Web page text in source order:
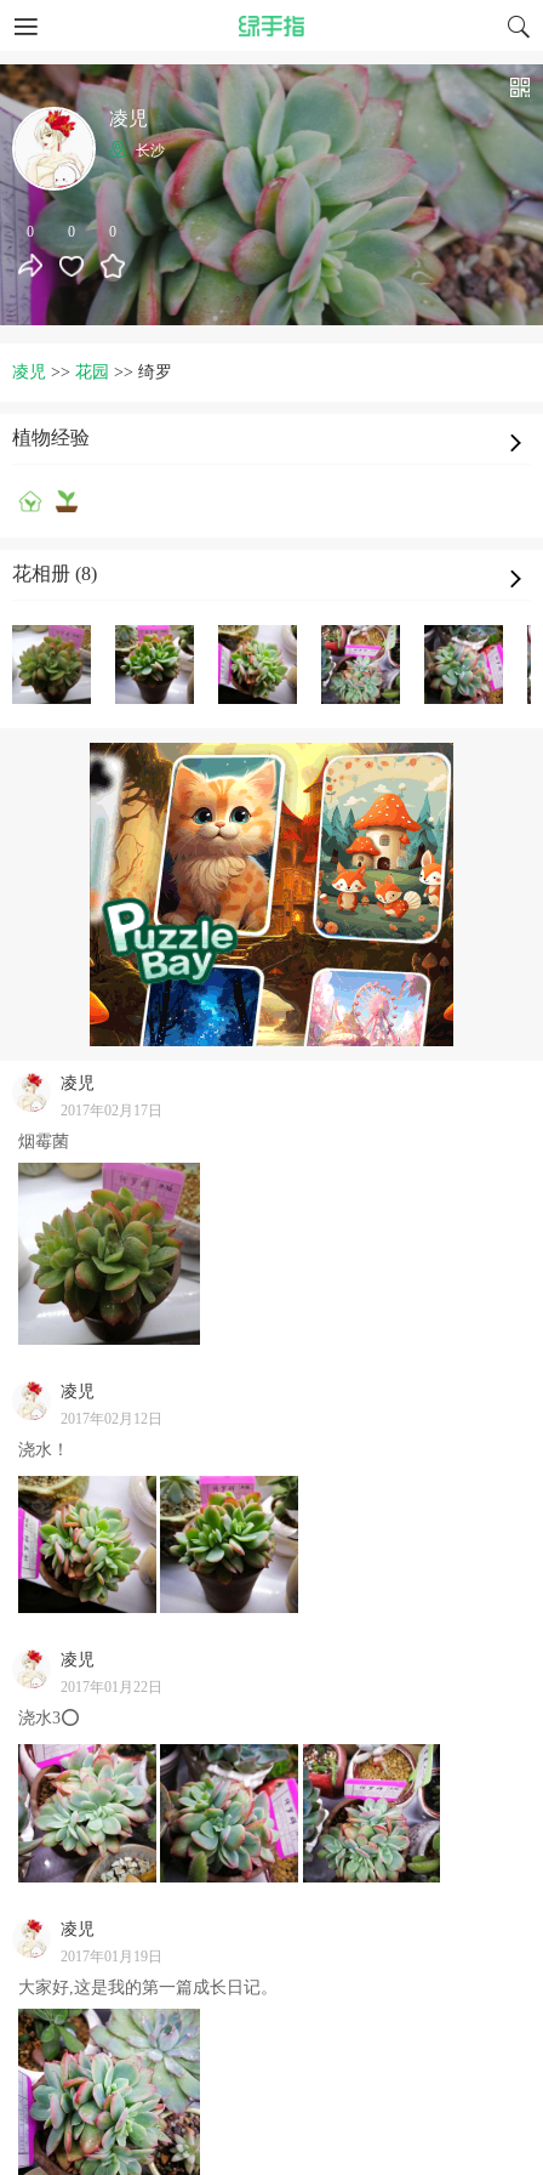
0 0 0
凌児
长沙
凌児 >> 花园 >> 绮罗
植物经验
花相册 (8)
凌児
2017年02月17日
烟霉菌
凌児
2017年02月12日
浇水！
凌児
2017年01月22日
浇水3⭕
凌児
2017年01月19日
大家好,这是我的第一篇成长日记。